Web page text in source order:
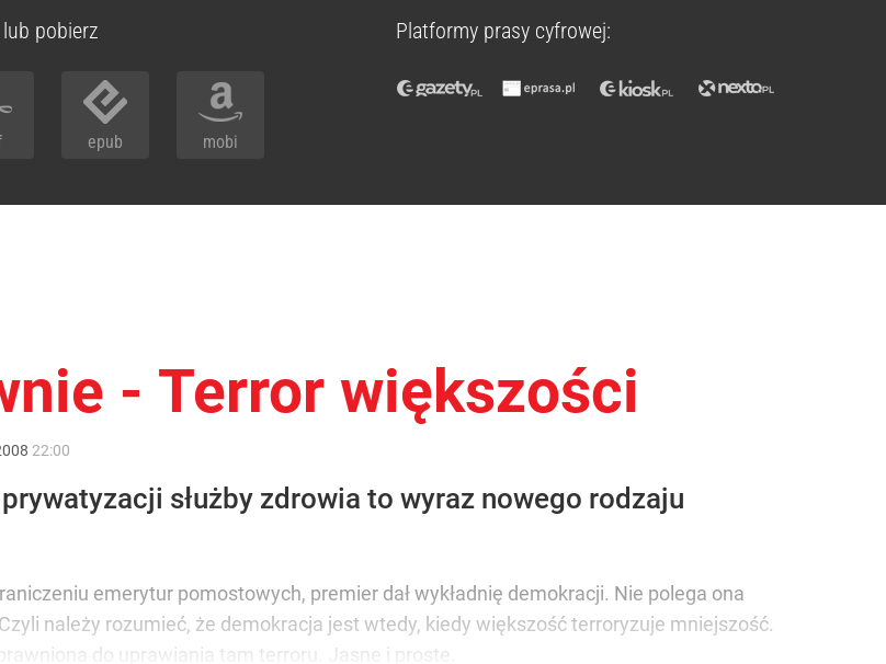
pobierz
epub mobi
Platformy prasy cyfrowej:
- Terror większości
22:00
służby zdrowia to wyraz nowego rodzaju
emerytur pomostowych, premier dał wykładnię demokracji. Nie polega ona
należy rozumieć, że demokracja jest wtedy, kiedy większość terroryzuje mniejszość.
do uprawiania tam terroru. Jasne i proste.